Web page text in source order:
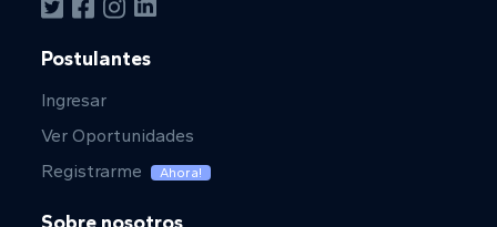
Postulantes
Ingresar
Ver Oportunidades
Registrarme
Ahora!